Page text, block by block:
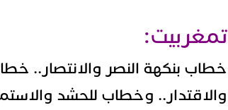
تمغربيت:
خطاب بنكهة النصر والانتصار..
والاقتدار.. وخطاب للحشد